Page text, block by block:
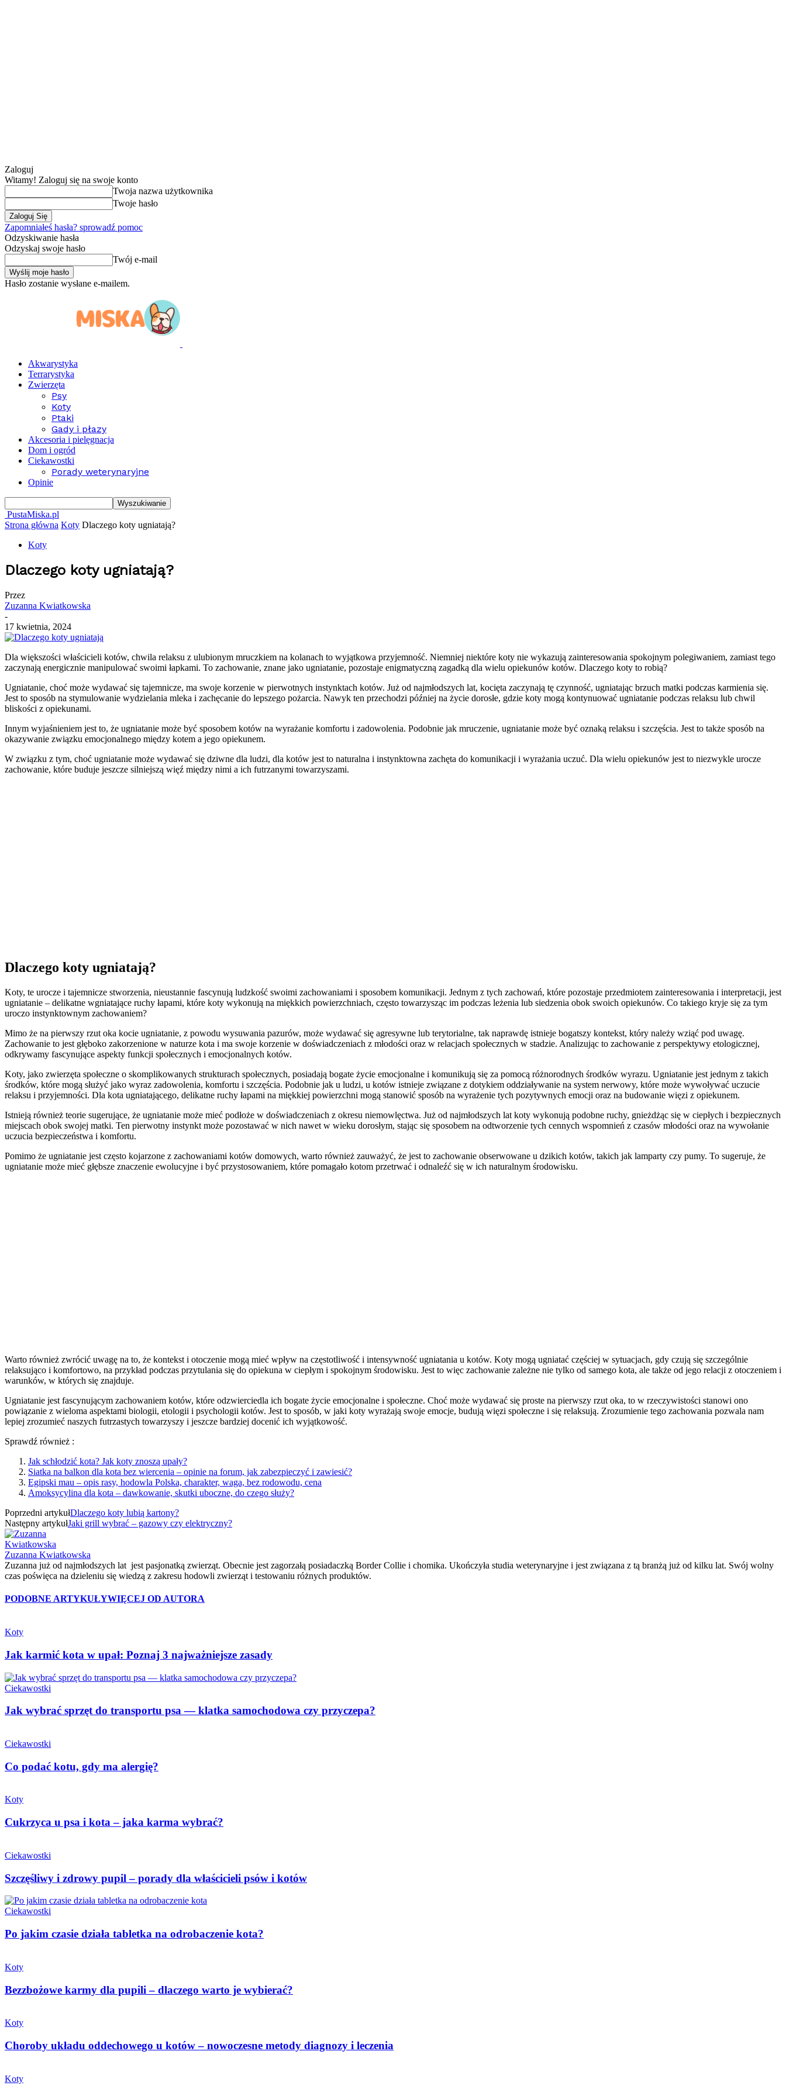
Zaloguj
Witamy! Zaloguj się na swoje konto
Twoja nazwa użytkownika
Twoje hasło
Zapomniałeś hasła? sprowadź pomoc
Odzyskiwanie hasła
Odzyskaj swoje hasło
Twój e-mail
Hasło zostanie wysłane e-mailem.
Akwarystyka
Terrarystyka
Zwierzęta
Psy
Koty
Ptaki
Gady i płazy
Akcesoria i pielęgnacja
Dom i ogród
Ciekawostki
Porady weterynaryjne
Opinie
PustaMiska.pl
Strona główna Koty Dlaczego koty ugniatają?
Koty
Dlaczego koty ugniatają?
Przez
Zuzanna Kwiatkowska
-
17 kwietnia, 2024
Dla większości właścicieli kotów, chwila relaksu z ulubionym mruczkiem na kolanach to wyjątkowa przyjemność. Niemniej niektóre koty nie wykazują zainteresowania spokojnym polegiwaniem, zamiast tego
zaczynają energicznie manipulować swoimi łapkami. To zachowanie, znane jako ugniatanie, pozostaje enigmatyczną zagadką dla wielu opiekunów kotów. Dlaczego koty to robią?
Ugniatanie, choć może wydawać się tajemnicze, ma swoje korzenie w pierwotnych instynktach kotów. Już od najmłodszych lat, kocięta zaczynają tę czynność, ugniatając brzuch matki podczas karmienia się.
Jest to sposób na stymulowanie wydzielania mleka i zachęcanie do lepszego pożarcia. Nawyk ten przechodzi później na życie dorosłe, gdzie koty mogą kontynuować ugniatanie podczas relaksu lub chwil
bliskości z opiekunami.
Innym wyjaśnieniem jest to, że ugniatanie może być sposobem kotów na wyrażanie komfortu i zadowolenia. Podobnie jak mruczenie, ugniatanie może być oznaką relaksu i szczęścia. Jest to także sposób na
okazywanie związku emocjonalnego między kotem a jego opiekunem.
W związku z tym, choć ugniatanie może wydawać się dziwne dla ludzi, dla kotów jest to naturalna i instynktowna zachęta do komunikacji i wyrażania uczuć. Dla wielu opiekunów jest to niezwykle urocze
zachowanie, które buduje jeszcze silniejszą więź między nimi a ich futrzanymi towarzyszami.
Dlaczego koty ugniatają?
Koty, te urocze i tajemnicze stworzenia, nieustannie fascynują ludzkość swoimi zachowaniami i sposobem komunikacji. Jednym z tych zachowań, które pozostaje przedmiotem zainteresowania i interpretacji, jest
ugniatanie – delikatne wgniatające ruchy łapami, które koty wykonują na miękkich powierzchniach, często towarzysząc im podczas leżenia lub siedzenia obok swoich opiekunów. Co takiego kryje się za tym
uroczo instynktownym zachowaniem?
Mimo że na pierwszy rzut oka kocie ugniatanie, z powodu wysuwania pazurów, może wydawać się agresywne lub terytorialne, tak naprawdę istnieje bogatszy kontekst, który należy wziąć pod uwagę.
Zachowanie to jest głęboko zakorzenione w naturze kota i ma swoje korzenie w doświadczeniach z młodości oraz w relacjach społecznych w stadzie. Analizując to zachowanie z perspektywy etologicznej,
odkrywamy fascynujące aspekty funkcji społecznych i emocjonalnych kotów.
Koty, jako zwierzęta społeczne o skomplikowanych strukturach społecznych, posiadają bogate życie emocjonalne i komunikują się za pomocą różnorodnych środków wyrazu. Ugniatanie jest jednym z takich
środków, które mogą służyć jako wyraz zadowolenia, komfortu i szczęścia. Podobnie jak u ludzi, u kotów istnieje związane z dotykiem oddziaływanie na system nerwowy, które może wywoływać uczucie
relaksu i przyjemności. Dla kota ugniatającego, delikatne ruchy łapami na miękkiej powierzchni mogą stanowić sposób na wyrażenie tych pozytywnych emocji oraz na budowanie więzi z opiekunem.
Istnieją również teorie sugerujące, że ugniatanie może mieć podłoże w doświadczeniach z okresu niemowlęctwa. Już od najmłodszych lat koty wykonują podobne ruchy, gnieżdżąc się w ciepłych i bezpiecznych
miejscach obok swojej matki. Ten pierwotny instynkt może pozostawać w nich nawet w wieku dorosłym, stając się sposobem na odtworzenie tych cennych wspomnień z czasów młodości oraz na wywołanie
uczucia bezpieczeństwa i komfortu.
Pomimo że ugniatanie jest często kojarzone z zachowaniami kotów domowych, warto również zauważyć, że jest to zachowanie obserwowane u dzikich kotów, takich jak lamparty czy pumy. To sugeruje, że
ugniatanie może mieć głębsze znaczenie ewolucyjne i być przystosowaniem, które pomagało kotom przetrwać i odnaleźć się w ich naturalnym środowisku.
Warto również zwrócić uwagę na to, że kontekst i otoczenie mogą mieć wpływ na częstotliwość i intensywność ugniatania u kotów. Koty mogą ugniatać częściej w sytuacjach, gdy czują się szczególnie
relaksująco i komfortowo, na przykład podczas przytulania się do opiekuna w ciepłym i spokojnym środowisku. Jest to więc zachowanie zależne nie tylko od samego kota, ale także od jego relacji z otoczeniem i
warunków, w których się znajduje.
Ugniatanie jest fascynującym zachowaniem kotów, które odzwierciedla ich bogate życie emocjonalne i społeczne. Choć może wydawać się proste na pierwszy rzut oka, to w rzeczywistości stanowi ono
powiązanie z wieloma aspektami biologii, etologii i psychologii kotów. Jest to sposób, w jaki koty wyrażają swoje emocje, budują więzi społeczne i się relaksują. Zrozumienie tego zachowania pozwala nam
lepiej zrozumieć naszych futrzastych towarzyszy i jeszcze bardziej docenić ich wyjątkowość.
Sprawdź również :
Jak schłodzić kota? Jak koty znoszą upały?
Siatka na balkon dla kota bez wiercenia – opinie na forum, jak zabezpieczyć i zawiesić?
Egipski mau – opis rasy, hodowla Polska, charakter, waga, bez rodowodu, cena
Amoksycylina dla kota – dawkowanie, skutki uboczne, do czego służy?
Poprzedni artykułDlaczego koty lubią kartony?
Następny artykułJaki grill wybrać – gazowy czy elektryczny?
Zuzanna Kwiatkowska
Zuzanna już od najmłodszych lat jest pasjonatką zwierząt. Obecnie jest zagorzałą posiadaczką Border Collie i chomika. Ukończyła studia weterynaryjne i jest związana z tą branżą już od kilku lat. Swój wolny
czas poświęca na dzieleniu się wiedzą z zakresu hodowli zwierząt i testowaniu różnych produktów.
PODOBNE ARTYKUŁYWIĘCEJ OD AUTORA
Koty
Jak karmić kota w upał: Poznaj 3 najważniejsze zasady
Ciekawostki
Jak wybrać sprzęt do transportu psa — klatka samochodowa czy przyczepa?
Ciekawostki
Co podać kotu, gdy ma alergię?
Koty
Cukrzyca u psa i kota – jaka karma wybrać?
Ciekawostki
Szczęśliwy i zdrowy pupil – porady dla właścicieli psów i kotów
Ciekawostki
Po jakim czasie działa tabletka na odrobaczenie kota?
Koty
Bezzbożowe karmy dla pupili – dlaczego warto je wybierać?
Koty
Choroby układu oddechowego u kotów – nowoczesne metody diagnozy i leczenia
Koty